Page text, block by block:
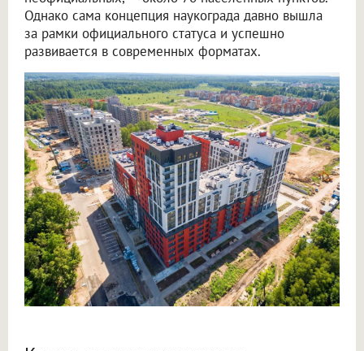
Однако сама концепция наукограда давно вышла
за рамки официального статуса и успешно
развивается в современных форматах.